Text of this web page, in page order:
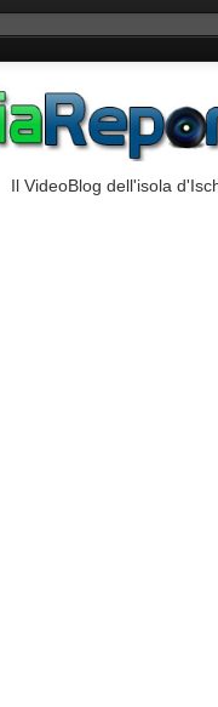
Storiche D’Ambra
Il VideoBlog dell'isola